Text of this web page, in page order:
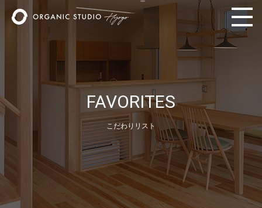
FAVORITES
こだわりリスト